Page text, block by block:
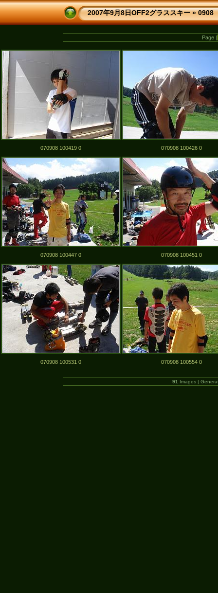
2007年9月8日OFF2グラススキー»0908
Page |
070908 100419 0 070908 100426 0
070908 100447 0 070908 100451 0
070908 100531 0 070908 100554 0
91 Images |